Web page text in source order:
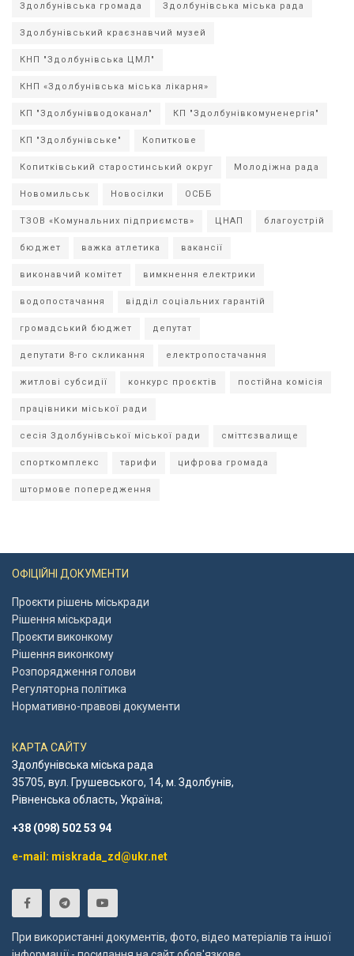
Здолбунівська громада Здолбунівська міська рада
Здолбунівський краєзнавчий музей
КНП "Здолбунівська ЦМЛ"
КНП «Здолбунівська міська лікарня»
КП "Здолбунівводоканал" КП "Здолбунівкомуненергія"
КП "Здолбунівське" Копиткове
Копитківський старостинський округ Молодіжна рада
Новомильськ Новосілки ОСББ
ТЗОВ «Комунальних підприємств» ЦНАП благоустрій
бюджет важка атлетика вакансії
виконавчий комітет вимкнення електрики
водопостачання відділ соціальних гарантій
громадський бюджет депутат
депутати 8-го скликання електропостачання
житлові субсидії конкурс проєктів постійна комісія
працівники міської ради
сесія Здолбунівської міської ради сміттєзвалище
спорткомплекс тарифи цифрова громада
штормове попередження
ОФІЦІЙНІ ДОКУМЕНТИ
Проєкти рішень міськради
Рішення міськради
Проєкти виконкому
Рішення виконкому
Розпорядження голови
Регуляторна політика
Нормативно-правові документи
КАРТА САЙТУ
Здолбунівська міська рада
35705, вул. Грушевського, 14, м. Здолбунів,
Рівненська область, Україна;
+38 (098) 502 53 94
e-mail: miskrada_zd@ukr.net
При використанні документів, фото, відео матеріалів та іншої